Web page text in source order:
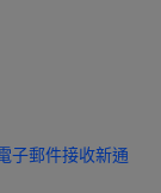
子郵件接收新通